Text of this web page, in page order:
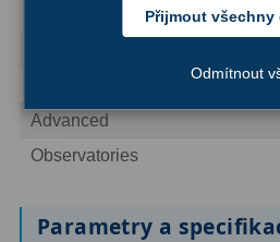
Adaptéry T239
Filtry L-RGB
Filtry IR-Block
Advanced
Observatories
Parametry a
Přijmout všechny
Odmítnout